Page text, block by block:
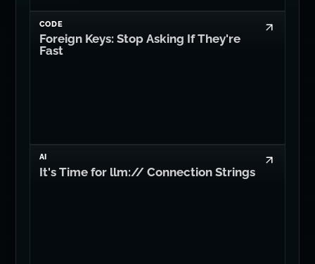
CODE
Foreign Keys: Stop Asking If They're
Fast
AI
It's Time for llm:// Connection Strings